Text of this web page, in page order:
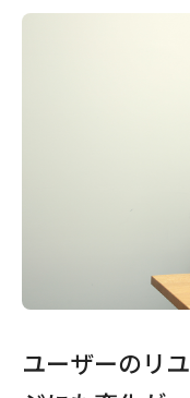
ユーザーのリ